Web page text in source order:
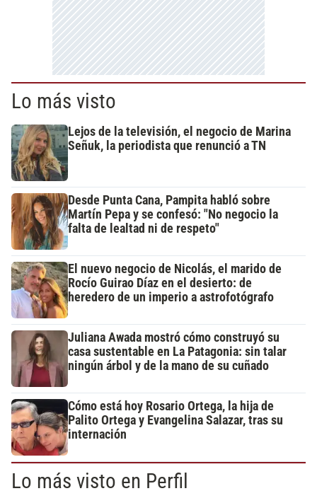
Lo más visto
Lejos de la televisión, el negocio de Marina
Señuk, la periodista que renunció a TN
Desde Punta Cana, Pampita habló sobre
Martín Pepa y se confesó: "No negocio la
falta de lealtad ni de respeto"
El nuevo negocio de Nicolás, el marido de
Rocío Guirao Díaz en el desierto: de
heredero de un imperio a astrofotógrafo
Juliana Awada mostró cómo construyó su
casa sustentable en La Patagonia: sin talar
ningún árbol y de la mano de su cuñado
Cómo está hoy Rosario Ortega, la hija de
Palito Ortega y Evangelina Salazar, tras su
internación
Lo más visto en Perfil